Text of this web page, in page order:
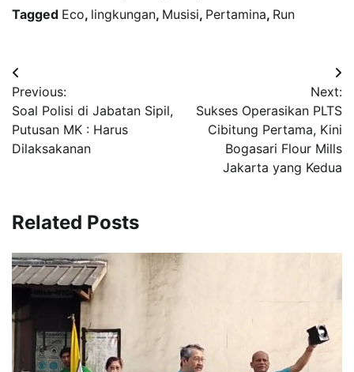
Tagged Eco, lingkungan, Musisi, Pertamina, Run
Navigasi
pos
Previous:
Soal Polisi di Jabatan Sipil,
Putusan MK : Harus
Dilaksakanan
Next:
Sukses Operasikan PLTS
Cibitung Pertama, Kini
Bogasari Flour Mills
Jakarta yang Kedua
Related Posts